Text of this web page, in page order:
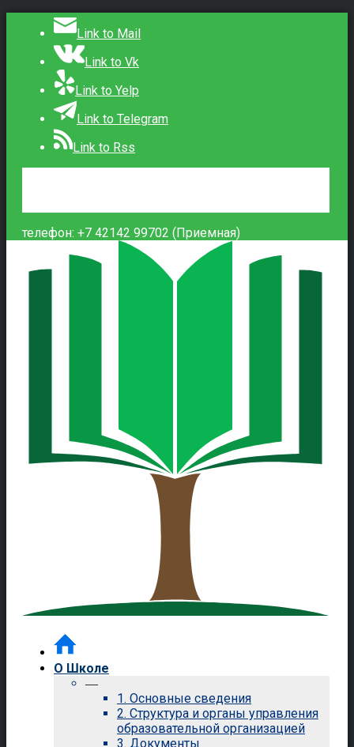
Link to Mail
Link to Vk
Link to Yelp
Link to Telegram
Link to Rss
телефон: +7 42142 99702 (Приемная)
О Школе
—
1. Основные сведения
2. Структура и органы управления
образовательной организацией
3. Документы